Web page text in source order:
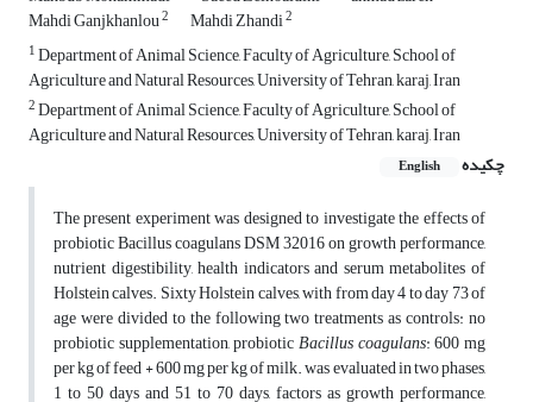
Mahdi Ganjkhanlou2 Mahdi Zhandi2
1Department of Animal Science, Faculty of Agriculture, School of
Agriculture and Natural Resources, University of Tehran, karaj, Iran
2Department of Animal Science, Faculty of Agriculture, School of
Agriculture and Natural Resources, University of Tehran, karaj, Iran
چکیده
English
The present experiment was designed to investigate the effects of
probiotic Bacillus coagulans DSM 32016 on growth performance,
nutrient digestibility, health indicators and serum metabolites of
Holstein calves. Sixty Holstein calves, with from day 4 to day 73 of
age were divided to the following two treatments as controls: no
probiotic supplementation, probioticBacillus coagulans: 600 mg
per kg of feed + 600 mg per kg of milk. was evaluated in two phases,
1 to 50 days and 51 to 70 days, factors as growth performance,